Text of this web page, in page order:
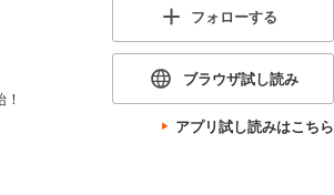
フォローする
ブラウザ試し読み
アプリ試し読みはこちら
★電子書
界冒険ファンタジ
説』のモデルにな
)の洞”攻略の功績を
ードの目的は、リ
触にはある明確な
ろし短編も収録！
毎週水曜 深夜24時
カートに入れる